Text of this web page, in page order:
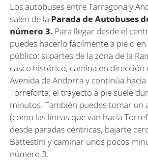
Los autobuses entre Tarragona y
salen de la Parada de Autobuses
número 3. Para llegar desde el
puedes hacerlo fácilmente a pie o
público: si partes de la zona de la
casco histórico, camina en dirección
Avenida de Andorra y continúa
Torreforta; el trayecto a pie suele
minutos. También puedes tomar un
(como las líneas que van hacia
desde paradas céntricas, bajarte
Battestini y caminar unos pocos
número 3.